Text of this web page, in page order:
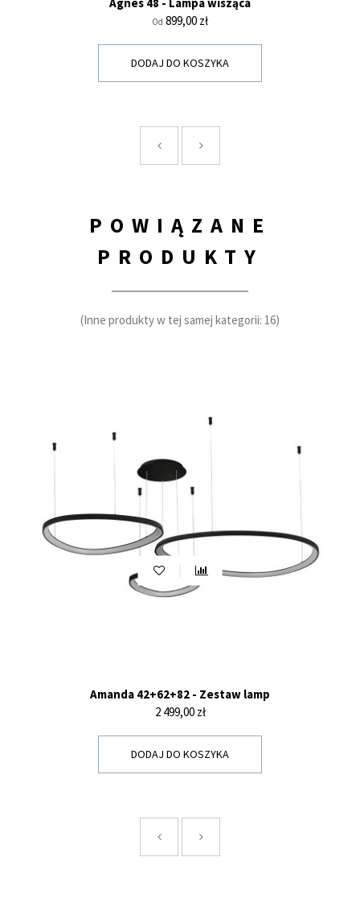
Od Cena
899,00 zł
DODAJ DO KOSZYKA
POWIĄZANE
PRODUKTY
(Inne produkty w tej samej kategorii: 16)
Amanda 42+62+82 - Zestaw lamp
Cena
2 499,00 zł
DODAJ DO KOSZYKA